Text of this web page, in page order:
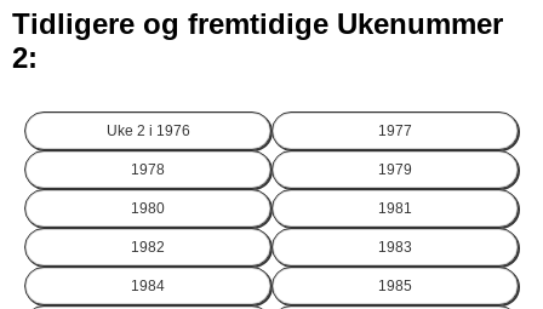
Tidligere og fremtidige Ukenummer
2:
Uke 2 i 1976 1977
1978 1979
1980 1981
1982 1983
1984 1985